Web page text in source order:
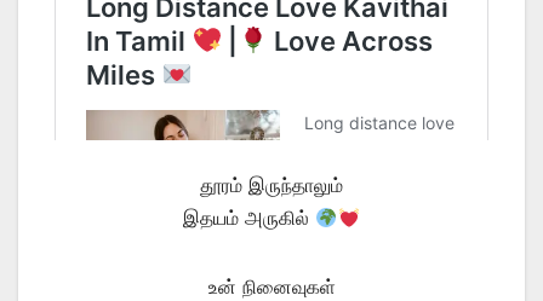
தூரம் இருந்தாலும்
இதயம் அருகில்
உன் நினைவுகள்